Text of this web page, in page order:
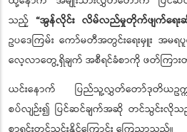
သည့် “အွန်လိုင်း လိမ်လည်မှုတိုက်ဖျက်ရေးဆိုင်
ဥပဒေကြမ်း ကော်မတီအတွင်းရေးမှူး အမရ
လေ့လာတွေ့ရှိချက် အစီရင်ခံစာကို ဖတ်ကြာ
ယင်းနောက် ပြည်သူ့လွှတ်တော်ဒုတိယဥက္က
စပ်လျဉ်း၍ ပြင်ဆင်ချက်အဆို တင်သွင်း